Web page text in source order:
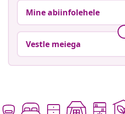
Mine abiinfolehele
Vestle meiega